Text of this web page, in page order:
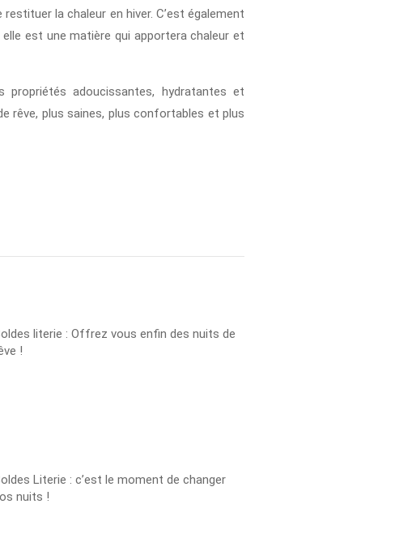
la chaleur en hiver. C’est également
est une matière qui apportera chaleur et
propriétés adoucissantes, hydratantes et
rêve, plus saines, plus confortables et plus
literie : Offrez vous enfin des nuits de
!
Literie : c’est le moment de changer
nuits !